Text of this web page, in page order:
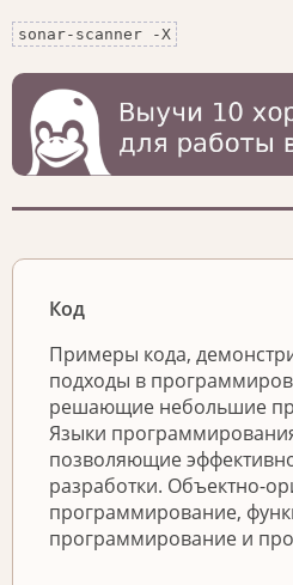
sonar-scanner -X
Код
Примеры кода,
подходы в
решающие небольшие
Языки
позволяющие
разработки. Объектно-
программирование,
программирование и